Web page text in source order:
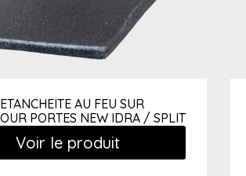
AU FEU SUR
PORTES NEW IDRA / SPLIT
Voir le produit